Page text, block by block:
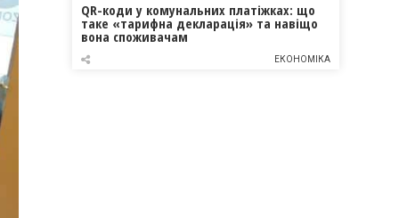
QR-коди у комунальних платіжках: що
таке «тарифна декларація» та навіщо
вона споживачам
ЕКОНОМІКА